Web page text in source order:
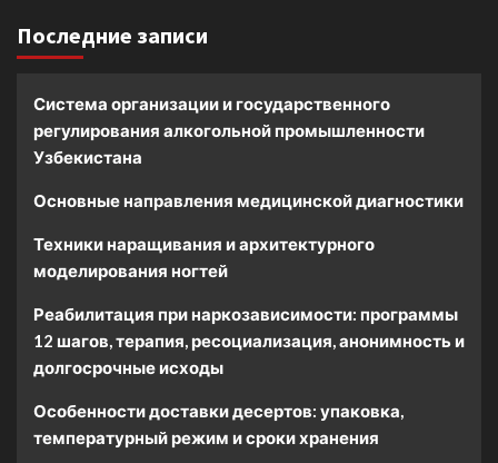
Последние записи
Система организации и государственного
регулирования алкогольной промышленности
Узбекистана
Основные направления медицинской диагностики
Техники наращивания и архитектурного
моделирования ногтей
Реабилитация при наркозависимости: программы
12 шагов, терапия, ресоциализация, анонимность и
долгосрочные исходы
Особенности доставки десертов: упаковка,
температурный режим и сроки хранения